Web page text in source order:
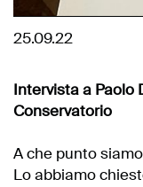
25.09.22
Intervista a Paolo
Conservatorio
A che punto
Lo abbiamo